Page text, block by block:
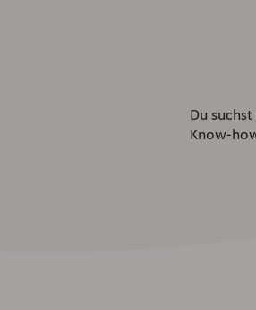
Du
Know-